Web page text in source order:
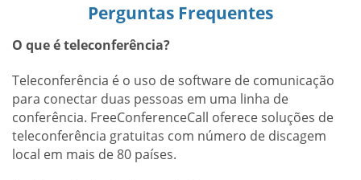
Perguntas Frequentes
O que é teleconferência?
Teleconferência é o uso de software de comunicação
para conectar duas pessoas em uma linha de
conferência. FreeConferenceCall oferece soluções de
teleconferência gratuitas com número de discagem
local em mais de 80 países.